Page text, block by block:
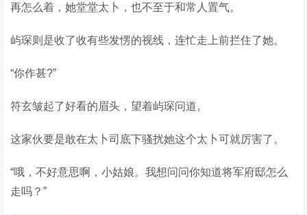
再怎么着，她堂堂太卜，也不至于和常人置气。
屿琛则是收了收有些发愣的视线，连忙走上前拦住了她。
“你作甚?”
符玄皱起了好看的眉头，望着屿琛问道。
这家伙要是敢在太卜司底下骚扰她这个太卜可就厉害了。
“哦，不好意思啊，小姑娘。我想问问你知道将军府邸怎么
走吗？”